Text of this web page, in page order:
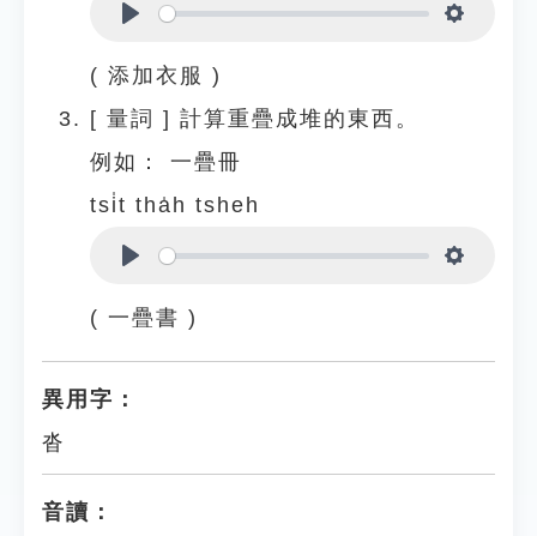
( 添加衣服 )
[ 量詞 ] 計算重疊成堆的東西。
例如：
一疊冊
tsi̍t tha̍h tsheh
( 一疊書 )
異用字：
沓
音讀：